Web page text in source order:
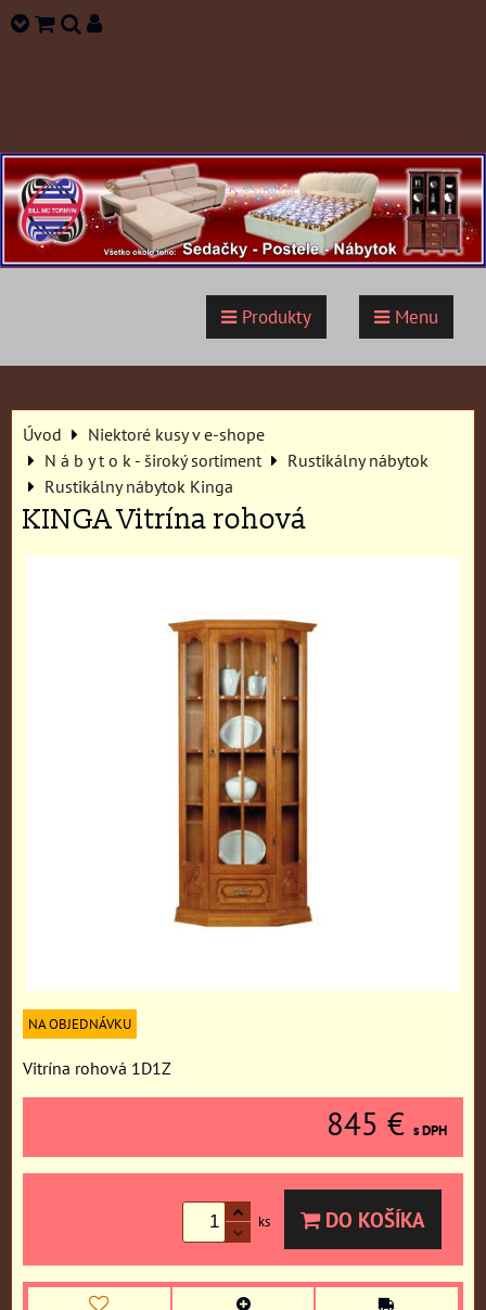
Produkty Menu
Úvod
Niektoré kusy v e-shope
N á b y t o k - široký sortiment
Rustikálny nábytok
Rustikálny nábytok Kinga
KINGA Vitrína rohová
NA OBJEDNÁVKU
Vitrína rohová 1D1Z
845 € s DPH
ks DO KOŠÍKA